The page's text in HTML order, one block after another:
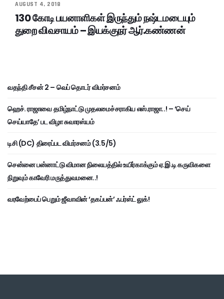
AUGUST 4, 2018
130 கோடி பயனாளிகள் இருந்தும் நஷ்டமடையும்
துறை விவசாயம் – இயக்குநர் ஆர்.கண்ணன்
வதந்தி சீசன் 2 – வெப் தொடர் விமர்சனம்
ஹெச். ராஜாவை தமிழ்நாட்டு முதலமைச்சராகிய எஸ்.ராஜா..! – ‘செய்
செய்யாதே’ பட விழா சுவாரஸ்யம்
டிசி (DC) திரைப்பட விமர்சனம் (3.5/5)
சென்னை பன்னாட்டு விமான நிலையத்தில் உயிர்காக்கும் ஏ.இ.டி கருவிகளை
நிறுவும் காவேரி மருத்துவமனை..!
வரவேற்பைப் பெறும் ஜீவாவின் ‘தகப்பன்’ ஃபர்ஸ்ட் லுக்!